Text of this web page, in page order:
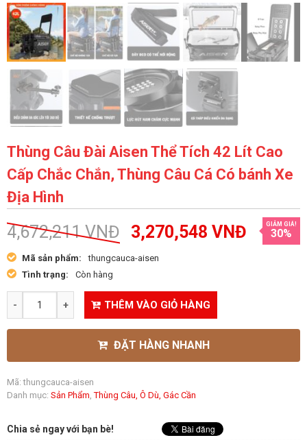
Thùng Câu Đài Aisen Thể Tích 42 Lít Cao
Cấp Chắc Chắn, Thùng Câu Cá Có bánh Xe
Địa Hình
4,672,211VNĐ 3,270,548 VNĐ GIẢM GIÁ!
30%
Mã sản phẩm:
thungcauca-aisen
Tình trạng:
Còn hàng
THÊM VÀO GIỎ HÀNG
ĐẶT HÀNG NHANH
Mã:thungcauca-aisen
Danh mục: Sản Phẩm,Thùng Câu, Ô Dù, Gác Cần
Chia sẻ ngay với bạn bè!